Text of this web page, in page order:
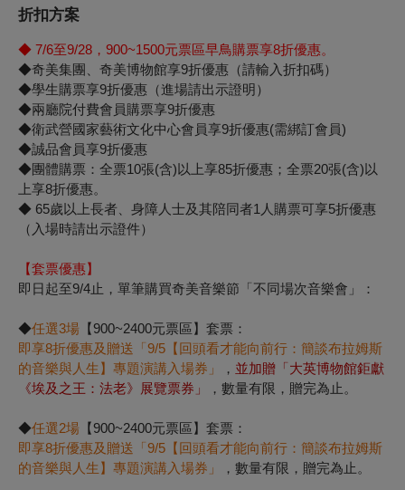
折扣方案
◆ 7/6至9/28 ， 900~1500元票區早鳥購票享8折優惠。
◆奇美集團、奇美博物館享9折優惠（請輸入折扣碼）
◆學生購票享9折優惠（進場請出示證明）
◆兩廳院付費會員購票享9折優惠
◆衛武營國家藝術文化中心會員享9折優惠(需綁訂會員)
◆誠品會員享9折優惠
◆團體購票：全票10張(含)以上享85折優惠；全票20張(含)以
上享8折優惠。
◆ 65歲以上長者、身障人士及其陪同者1人購票可享5折優惠
（入場時請出示證件）
【套票優惠】
即日起至9/4止，單筆購買奇美音樂節「不同場次音樂會」：
◆任選3場 【900~2400元票區】套票：
即享8折優惠及贈送「9/5 【回頭看才能向前行：簡談布拉姆斯
的音樂與人生】專題演講入場券」
， 並加贈「大英博物館鉅獻
《埃及之王：法老》展覽票券」
，數量有限，贈完為止。
◆任選2場 【900~2400元票區】套票：
即享8折優惠及贈送「9/5 【回頭看才能向前行：簡談布拉姆斯
的音樂與人生】專題演講入場券」
，數量有限，贈完為止。